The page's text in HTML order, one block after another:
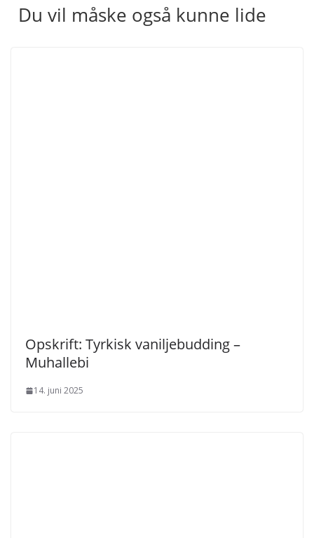
Du vil måske også kunne lide
Opskrift: Tyrkisk vaniljebudding –
Muhallebi
14. juni 2025